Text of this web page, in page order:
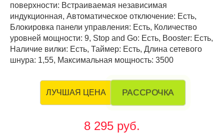
поверхности: Встраиваемая независимая
индукционная, Автоматическое отключение: Есть,
Блокировка панели управления: Есть, Количество
уровней мощности: 9, Stop and Go: Есть, Booster: Есть,
Наличие вилки: Есть, Таймер: Есть, Длина сетевого
шнура: 1,55, Максимальная мощность: 3500
ЛУЧШАЯ ЦЕНА РАССРОЧКА
8 295 руб.